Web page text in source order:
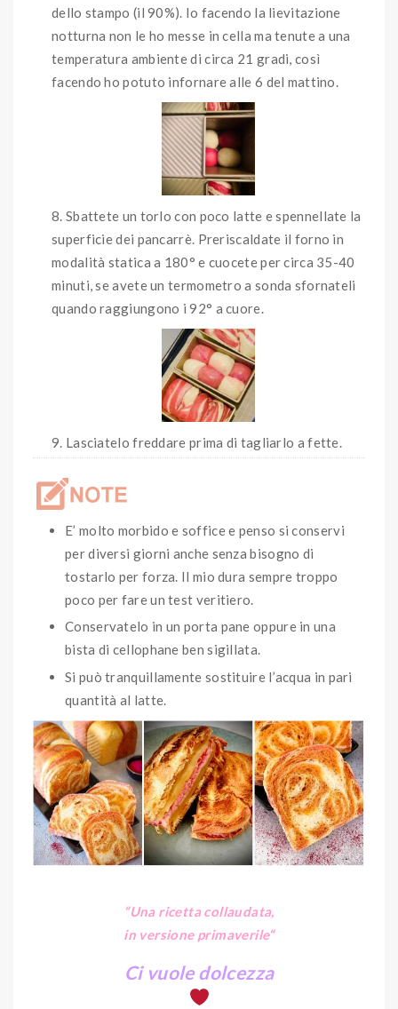
dello stampo (il 90%). Io facendo la lievitazione
notturna non le ho messe in cella ma tenute a una
temperatura ambiente di circa 21 gradi, così
facendo ho potuto infornare alle 6 del mattino.
Sbattete un torlo con poco latte e spennellate la
superficie dei pancarrè. Preriscaldate il forno in
modalità statica a 180° e cuocete per circa 35-40
minuti, se avete un termometro a sonda sfornateli
quando raggiungono i 92° a cuore.
Lasciatelo freddare prima di tagliarlo a fette.
E’ molto morbido e soffice e penso si conservi
per diversi giorni anche senza bisogno di
tostarlo per forza. Il mio dura sempre troppo
poco per fare un test veritiero.
Conservatelo in un porta pane oppure in una
bista di cellophane ben sigillata.
Si può tranquillamente sostituire l’acqua in pari
quantità al latte.
“Una ricetta collaudata,
in versione primaverile“
Ci vuole dolcezza